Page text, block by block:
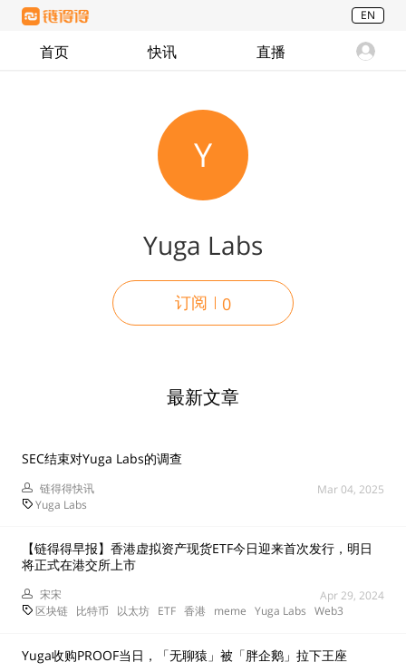
EN
首页 快讯 直播
Y
Yuga Labs
订阅 0
最新文章
SEC结束对Yuga Labs的调查
链得得快讯
Mar 04, 2025
Yuga Labs
【链得得早报】香港虚拟资产现货ETF今日迎来首次发行，明日
将正式在港交所上市
宋宋
Apr 29, 2024
区块链 比特币 以太坊 ETF 香港 meme Yuga Labs Web3
Yuga收购PROOF当日，「无聊猿」被「胖企鹅」拉下王座